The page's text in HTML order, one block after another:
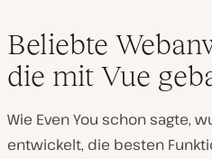
Beliebte
die mit Vue
Wie Even You schon sagte,
entwickelt, die besten